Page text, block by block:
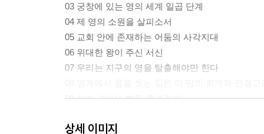
03 궁창에 있는 영의 세계 일곱 단계
04 제 영의 소원을 살피소서
05 교회 안에 존재하는 어둠의 사각지대
06 위대한 왕이 주신 서신
07 우리는 지구의 영을 탈출해야만 한다
09 삶이 그대의 뺨을 후려칠 때
PART 2 옥수수 텃밭 앞에서
상세 이미지